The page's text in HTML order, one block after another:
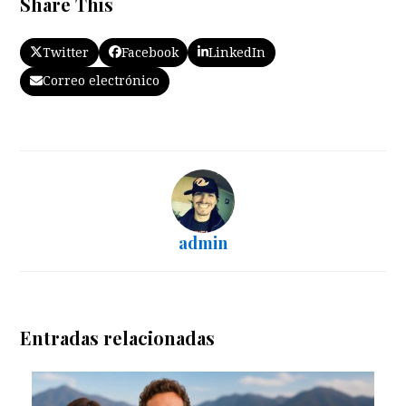
Twitter Facebook
LinkedIn
Correo electrónico
admin
Entradas relacionadas